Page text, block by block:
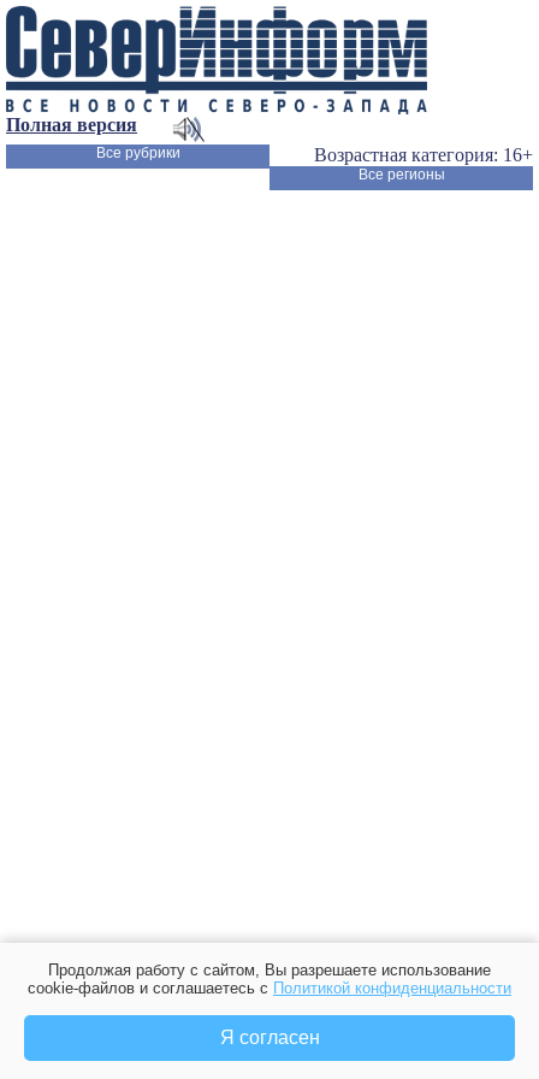
Полная версия
Возрастная категория: 16+
Все рубрики
Все регионы
Продолжая работу с сайтом, Вы разрешаете использование
cookie-файлов и соглашаетесь с Политикой конфиденциальности
Я согласен